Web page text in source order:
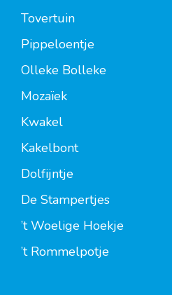
Tovertuin
Pippeloentje
Olleke Bolleke
Mozaïek
Kwakel
Kakelbont
Dolfijntje
De Stampertjes
’t Woelige Hoekje
’t Rommelpotje